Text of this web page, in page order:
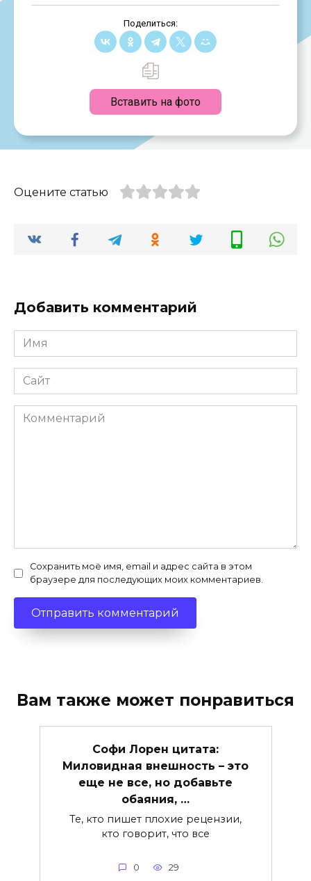
Поделиться:
Вставить на фото
Оцените статью
Добавить комментарий
Имя
*
Сайт
Комментарий
Сохранить моё имя, email и адрес сайта в этом
браузере для последующих моих комментариев.
Вам также может понравиться
Софи Лорен цитата:
Миловидная внешность – это
еще не все, но добавьте
обаяния, …
Те, кто пишет плохие рецензии,
кто говорит, что все
0 29